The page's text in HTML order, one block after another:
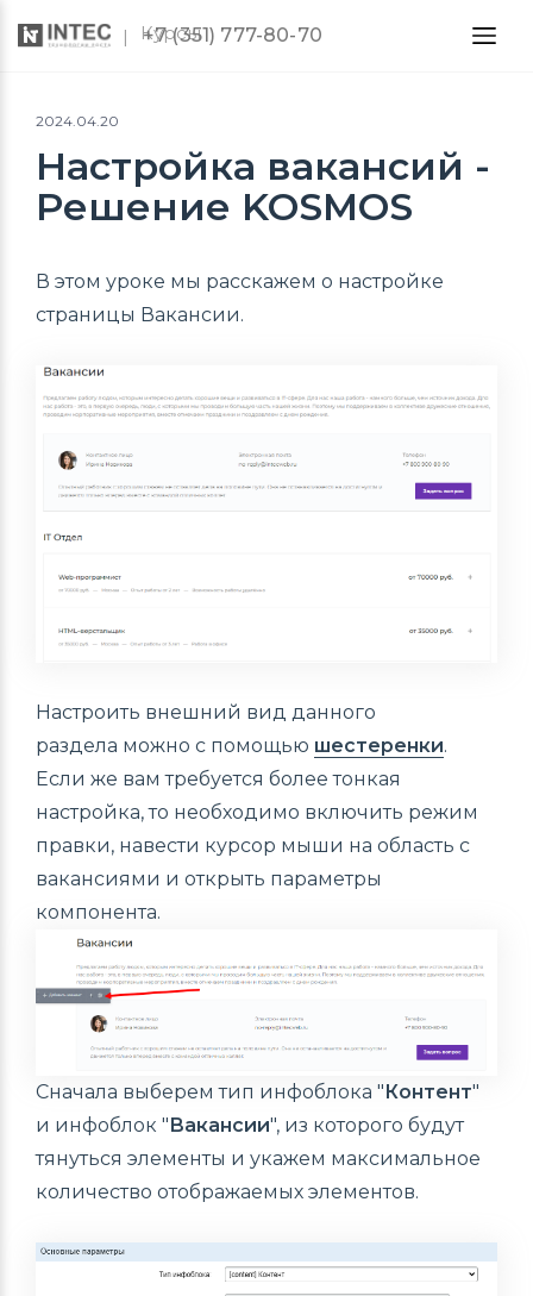
Курсы
+7 (351) 777-80-70
2024.04.20
Настройка вакансий -
Решение KOSMOS
В этом уроке мы расскажем о настройке
страницы Вакансии.
Настроить внешний вид данного
раздела можно с помощью шестеренки.
Если же вам требуется более тонкая
настройка, то необходимо включить режим
правки, навести курсор мыши на область с
вакансиями и открыть параметры
компонента.
Сначала выберем тип инфоблока " Контент"
и инфоблок " Вакансии", из которого будут
тянуться элементы и укажем максимальное
количество отображаемых элементов.